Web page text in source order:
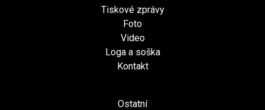
Tiskové zprávy
Foto
Video
Loga a soška
Kontakt
Ostatní